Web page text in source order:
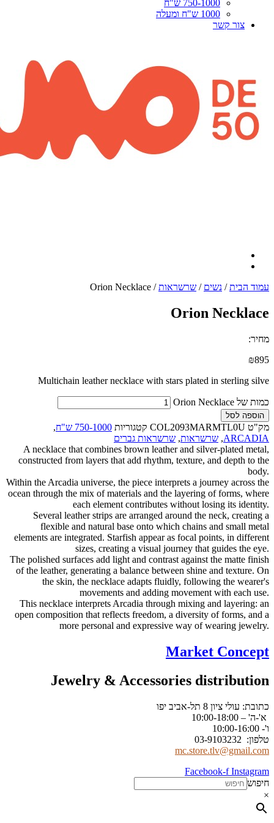
נשים/ שרשראות/ Orion Necklace
Orion
Multichain leather necklace with stars plated in
קטגוריות 750-1000 ש"ח
,
שרשראות,שרשראות גברים
A necklace that combines brown leather and
constructed from layers that add rhythm, texture,
Within the Arcadia universe, the piece interprets a
ocean through the mix of materials and the layering of
each element contributes without
Several leather strips are arranged around the
flexible and natural base onto which chains
elements are integrated. Starfish appear as focal
sizes, creating a visual journey that
The polished surfaces add light and contrast against
of the leather, generating a balance between shine
the skin, the necklace adapts fluidly, following
movements and adding movement
This necklace interprets Arcadia through mixing
open composition that reflects freedom, a diversity of
more personal and expressive way of
Market
Jewelry & Accessories
יפו